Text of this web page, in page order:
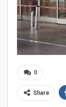
0
Share